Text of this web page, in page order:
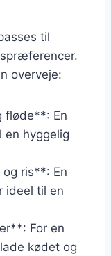
til
overveje:
fløde**: En
en hyggelig
ris**: En
ideel til en
For en
kødet og